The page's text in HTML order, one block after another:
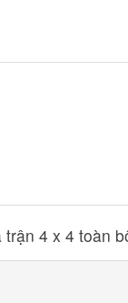
4 x 4 toàn